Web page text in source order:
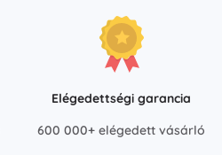
Elégedettségi garancia
600 000+ elégedett vásárló